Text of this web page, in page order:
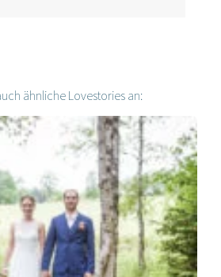
ähnliche Lovestories an: